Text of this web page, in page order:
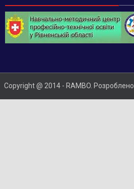
Copyright @ 2014 - RAMBO. Розроблено